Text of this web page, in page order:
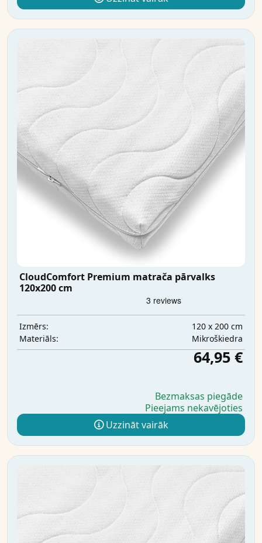
CloudComfort Premium matrača pārvalks
120x200 cm
Izmērs:
120 x 200 cm
Materiāls:
Mikrošķiedra
64,95 €
Bezmaksas piegāde
Pieejams nekavējoties
Uzzināt vairāk